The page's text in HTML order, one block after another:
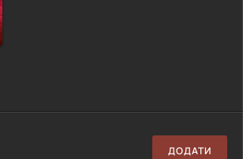
ДОДАТИ